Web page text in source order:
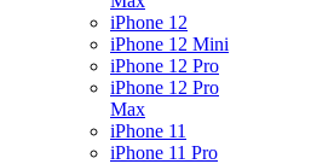
iPhone 12
iPhone 12 Mini
iPhone 12 Pro
iPhone 12 Pro
Max
iPhone 11
iPhone 11 Pro